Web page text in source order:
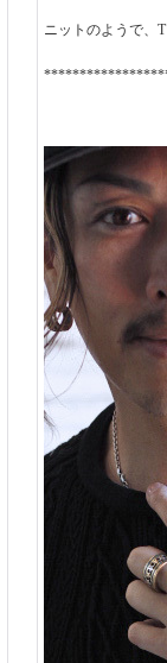
ニットのようで、T